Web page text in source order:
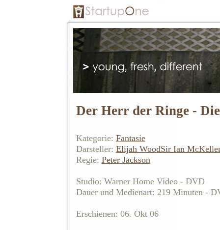
Der Herr der Ringe -
Kategorie: Fantasie
Darsteller: Elijah WoodSir Ian
Regie: Peter Jackson
Studio: Warner Home Video - DVD
Dauer und Medienart: 219 Minuten -
Erschienen: 06. Okt 06